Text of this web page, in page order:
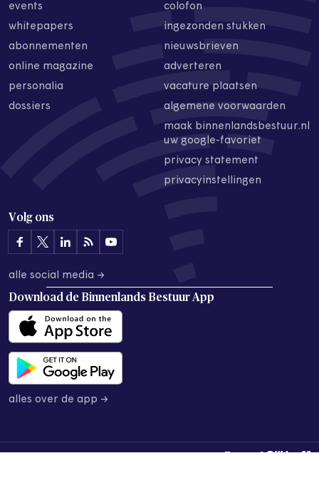
events
whitepapers
abonnementen
online magazine
personalia
dossiers
colofon
ingezonden stukken
nieuwsbrieven
adverteren
vacature plaatsen
algemene voorwaarden
maak binnenlandsbestuur.nl
uw google-favoriet
privacy statement
privacyinstellingen
Volg ons
alle social media →
Download de Binnenlands Bestuur App
alles over de app →